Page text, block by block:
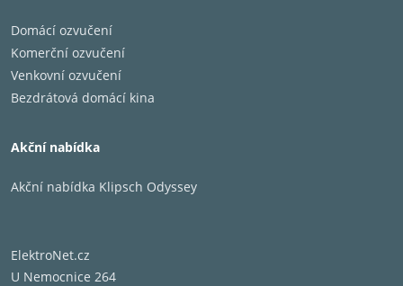
Domácí ozvučení
Komerční ozvučení
Venkovní ozvučení
Bezdrátová domácí kina
Akční nabídka
Akční nabídka Klipsch Odyssey
ElektroNet.cz
U Nemocnice 264